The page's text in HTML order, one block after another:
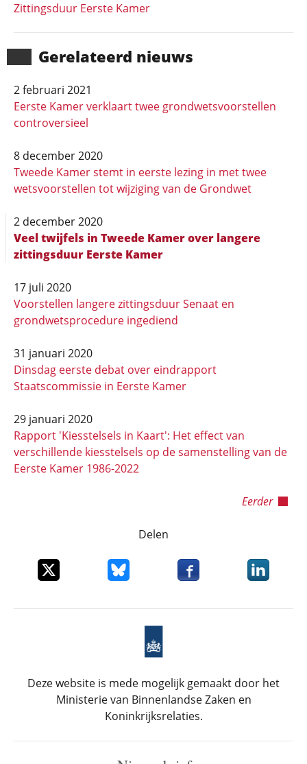
Gerela­teerd nieuws
2 februari 2021
Eerste Kamer verklaart twee grondwetsvoorstellen
controversieel
8 december 2020
Tweede Kamer stemt in eerste lezing in met twee
wetsvoorstellen tot wijziging van de Grondwet
2 december 2020
Veel twijfels in Tweede Kamer over langere
zittingsduur Eerste Kamer
17 juli 2020
Voorstellen langere zittingsduur Senaat en
grondwetsprocedure ingediend
31 januari 2020
Dinsdag eerste debat over eindrapport
Staatscommissie in Eerste Kamer
29 januari 2020
Rapport 'Kiesstelsels in Kaart': Het effect van
verschillende kiesstelsels op de samenstelling van de
Eerste Kamer 1986-2022
Eerder
Zittingsduur Eerste Kamer
Delen
Deel dit item op XDeel dit item op Bluesky
Deel dit item opDeel dit
Deze website is mede mogelijk gemaakt door het
Ministerie van Binnenlandse Zaken en
Koninkrijksrelaties.